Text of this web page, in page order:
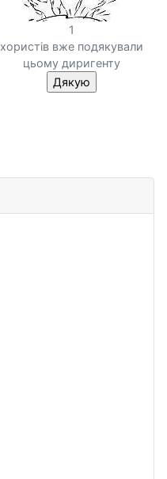
1
хористів вже подякували
цьому диригенту